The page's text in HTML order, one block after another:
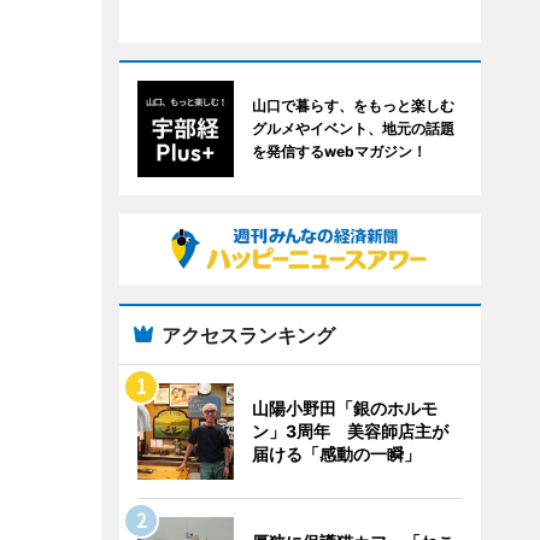
山口で暮らす、をもっと楽しむ
グルメやイベント、地元の話題
を発信するwebマガジン！
アクセスランキング
山陽小野田「銀のホルモ
ン」3周年 美容師店主が
届ける「感動の一瞬」